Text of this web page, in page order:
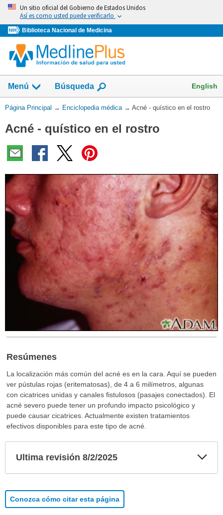
Omita
vaya
al
Contenido
Un sitio oficial del Gobierno de Estados Unidos
Así es como usted puede verificarlo
Biblioteca Nacional de Medicina
Menú Búsqueda English
Usted
aquí:
Página Principal → Enciclopedia médica → Acné - quístico en el rostro
Acné - quístico en el rostro
Resúmenes
La localización más común del acné es en la cara. Aquí se pueden
ver pústulas rojas (eritematosas), de 4 a 6 milímetros, algunas
con cicatrices unidas y canales fistulosos (pasajes conectados). El
acné severo puede tener un profundo impacto psicológico y
puede causar cicatrices. Actualmente existen tratamientos
efectivos disponibles para este tipo de acné.
Ultima revisión 8/2/2025
Conozca cómo citar esta página